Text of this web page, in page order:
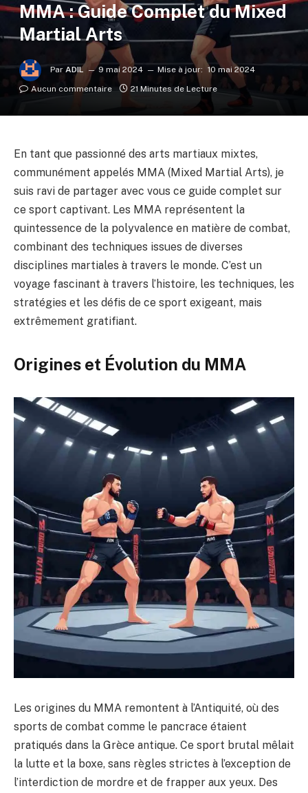
MMA : Guide Complet du Mixed
Martial Arts
Par ADIL 9 mai 2024 Mise à jour: 10 mai 2024
Aucun commentaire
21 Minutes de Lecture
En tant que passionné des arts martiaux mixtes,
communément appelés MMA (Mixed Martial Arts), je
suis ravi de partager avec vous ce guide complet sur
ce sport captivant. Les MMA représentent la
quintessence de la polyvalence en matière de combat,
combinant des techniques issues de diverses
disciplines martiales à travers le monde. C’est un
voyage fascinant à travers l’histoire, les techniques, les
stratégies et les défis de ce sport exigeant, mais
extrêmement gratifiant.
Origines et Évolution du MMA
Les origines du MMA remontent à l’Antiquité, où des
sports de combat comme le pancrace étaient
pratiqués dans la Grèce antique. Ce sport brutal mêlait
la lutte et la boxe, sans règles strictes à l’exception de
l’interdiction de mordre et de frapper aux yeux. Des